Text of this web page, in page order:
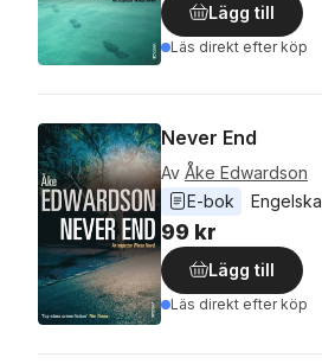
Lägg till
Läs direkt efter köp
Never End
Av Åke Edwardson
E-bok
Engelska
99 kr
Lägg till
Läs direkt efter köp